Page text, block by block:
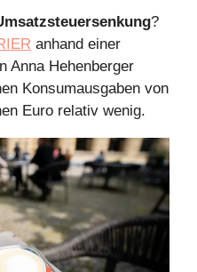
?
anhand einer
Anna Hehenberger
Konsumausgaben von
Euro relativ wenig.